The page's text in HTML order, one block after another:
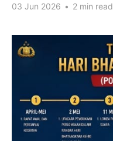
03 Jun 2026 • 2 min read